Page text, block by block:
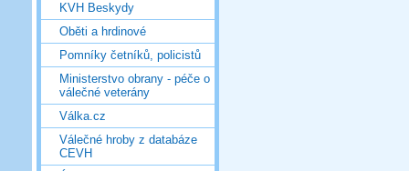
KVH Beskydy
Oběti a hrdinové
Pomníky četníků, policistů
Ministerstvo obrany - péče o
válečné veterány
Válka.cz
Válečné hroby z databáze
CEVH